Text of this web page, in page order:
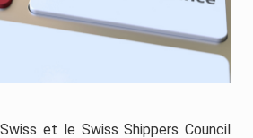
et le Swiss Shippers Council